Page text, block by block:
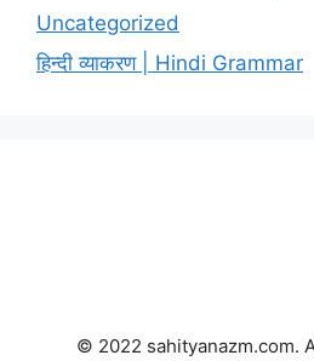
Uncategorized
हिन्दी व्याकरण | Hindi Grammar
© 2022 sahityanazm.com.